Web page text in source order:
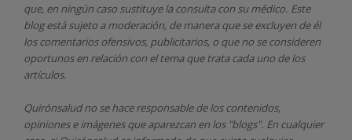
que, en ningún caso sustituye la consulta con su médico. Este
blog está sujeto a moderación, de manera que se excluyen de él
los comentarios ofensivos, publicitarios, o que no se consideren
oportunos en relación con el tema que trata cada uno de los
artículos.
Quirónsaludno se hace responsable de los contenidos,
opiniones e imágenes que aparezcan en los "blogs". En cualquier